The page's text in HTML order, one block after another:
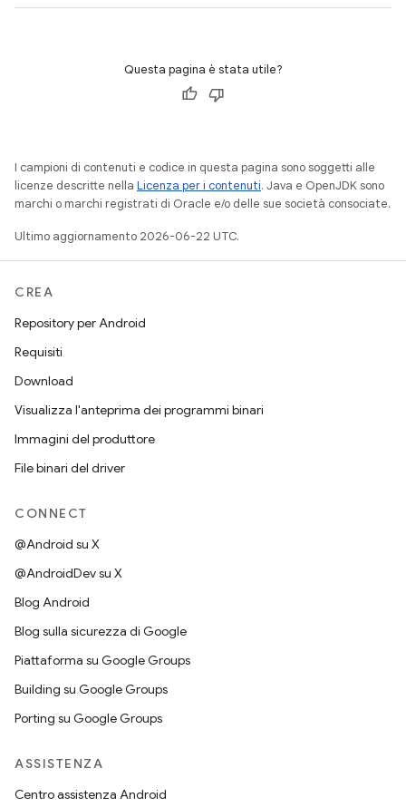
Questa pagina è stata utile?
I campioni di contenuti e codice in questa pagina sono soggetti alle
licenze descritte nella Licenza per i contenuti. Java e OpenJDK sono
marchi o marchi registrati di Oracle e/o delle sue società consociate.
Ultimo aggiornamento 2026-06-22 UTC.
CREA
Repository per Android
Requisiti
Download
Visualizza l'anteprima dei programmi binari
Immagini del produttore
File binari del driver
CONNECT
@Android su X
@AndroidDev su X
Blog Android
Blog sulla sicurezza di Google
Piattaforma su Google Groups
Building su Google Groups
Porting su Google Groups
ASSISTENZA
Centro assistenza Android